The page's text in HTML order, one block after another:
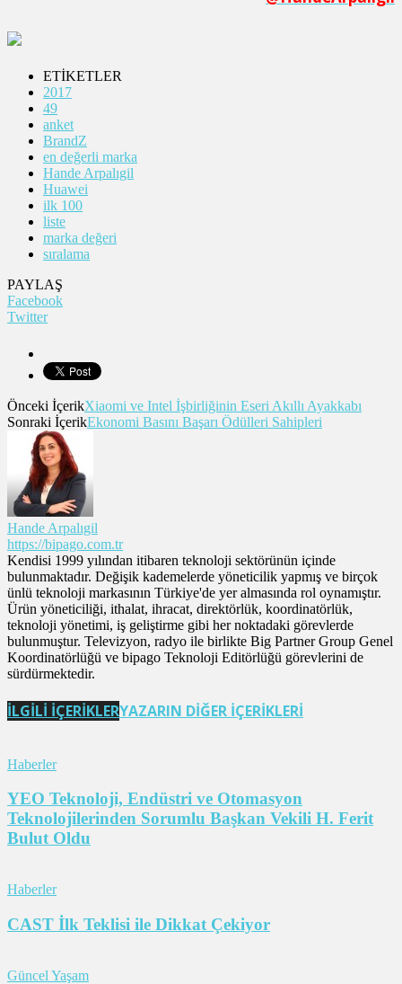
ETİKETLER
2017
49
anket
BrandZ
en değerli marka
Hande Arpalıgil
Huawei
ilk 100
liste
marka değeri
sıralama
PAYLAŞ
Facebook
Twitter
Önceki İçerikXiaomi ve Intel İşbirliğinin Eseri Akıllı Ayakkabı
Sonraki İçerikEkonomi Basını Başarı Ödülleri Sahipleri
Hande Arpalıgil
https://bipago.com.tr
Kendisi 1999 yılından itibaren teknoloji sektörünün içinde
bulunmaktadır. Değişik kademelerde yöneticilik yapmış ve birçok
ünlü teknoloji markasının Türkiye'de yer almasında rol oynamıştır.
Ürün yöneticiliği, ithalat, ihracat, direktörlük, koordinatörlük,
teknoloji yönetimi, iş geliştirme gibi her noktadaki görevlerde
bulunmuştur. Televizyon, radyo ile birlikte Big Partner Group Genel
Koordinatörlüğü ve bipago Teknoloji Editörlüğü görevlerini de
sürdürmektedir.
İLGİLİ İÇERİKLERYAZARIN DİĞER İÇERİKLERİ
Haberler
YEO Teknoloji, Endüstri ve Otomasyon
Teknolojilerinden Sorumlu Başkan Vekili H. Ferit
Bulut Oldu
Haberler
CAST İlk Teklisi ile Dikkat Çekiyor
Güncel Yaşam